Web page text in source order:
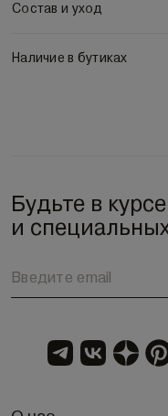
Состав и уход
Наличие в бутиках
Будьте в
и